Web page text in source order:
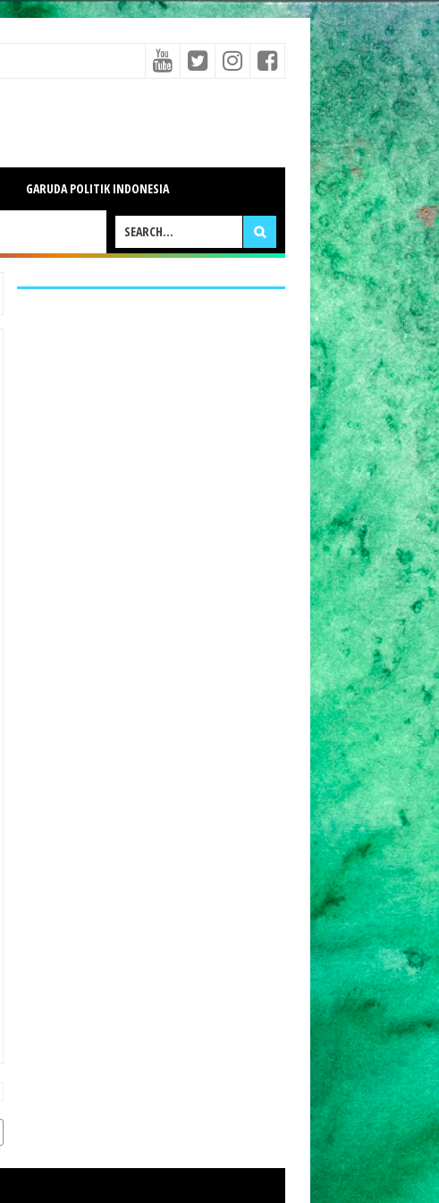
GARUDA POLITIK INDONESIA